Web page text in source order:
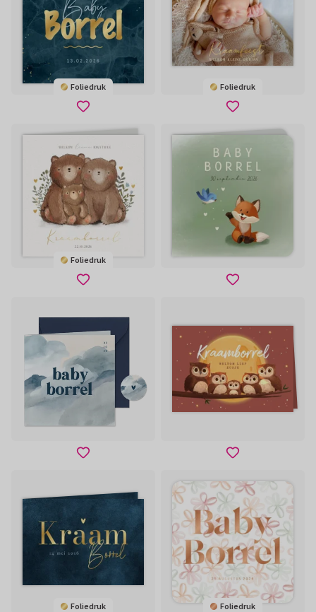
Foliedruk Foliedruk
Foliedruk
Foliedruk Foliedruk